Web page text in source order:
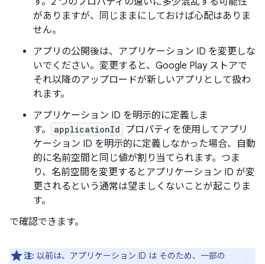
がありますが、同じままにしておけば心配はありま
せん。
アプリの公開後は、アプリケーション ID を変更しな
いでください。変更すると、Google Play ストアで
それ以降のアップロードが新しいアプリとして扱わ
れます。
アプリケーション ID を明示的に定義しま
す。
applicationId
プロパティを使用してアプリ
ケーション ID を明示的に定義しなかった場合、自動
的に名前空間と同じ値が割り当てられます。つま
り、名前空間を変更するとアプリケーション ID が変
更されるという通常は望ましくないことが起こりま
す。
で確認できます。
注: 以前は、アプリケーション ID は そのため、一部の